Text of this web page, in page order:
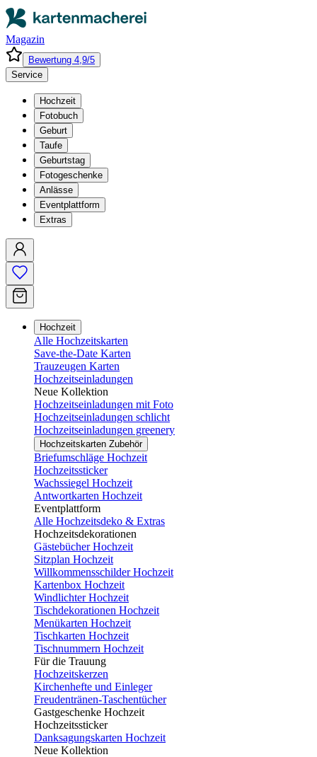
Magazin
Bewertung 4,9/5
Service
Hochzeit
Fotobuch
Geburt
Taufe
Geburtstag
Fotogeschenke
Anlässe
Eventplattform
Extras
Hochzeit
Alle Hochzeitskarten
Save-the-Date Karten
Trauzeugen Karten
Hochzeitseinladungen
Neue Kollektion
Hochzeitseinladungen mit Foto
Hochzeitseinladungen schlicht
Hochzeitseinladungen greenery
Hochzeitskarten Zubehör
Briefumschläge Hochzeit
Hochzeitssticker
Wachssiegel Hochzeit
Antwortkarten Hochzeit
Eventplattform
Alle Hochzeitsdeko & Extras
Hochzeitsdekorationen
Gästebücher Hochzeit
Sitzplan Hochzeit
Willkommensschilder Hochzeit
Kartenbox Hochzeit
Windlichter Hochzeit
Tischdekorationen Hochzeit
Menükarten Hochzeit
Tischkarten Hochzeit
Tischnummern Hochzeit
Für die Trauung
Hochzeitskerzen
Kirchenhefte und Einleger
Freudentränen-Taschentücher
Gastgeschenke Hochzeit
Hochzeitssticker
Danksagungskarten Hochzeit
Neue Kollektion